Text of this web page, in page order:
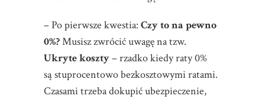
– Po pierwsze kwestia: Czy to na pewno
0%?Musisz zwrócić uwagę na tzw.
Ukryte koszty– rzadko kiedy raty 0%
są stuprocentowo bezkosztowymi ratami.
Czasami trzeba dokupić ubezpieczenie,